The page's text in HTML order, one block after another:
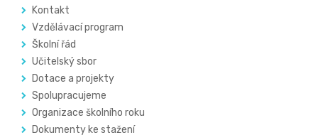
Kontakt
Vzdělávací program
Školní řád
Učitelský sbor
Dotace a projekty
Spolupracujeme
Organizace školního roku
Dokumenty ke stažení